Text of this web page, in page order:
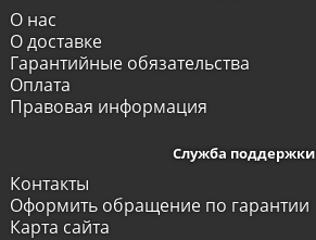
О нас
О доставке
Гарантийные обязательства
Оплата
Правовая информация
Служба поддержки
Контакты
Оформить обращение по гарантии
Карта сайта